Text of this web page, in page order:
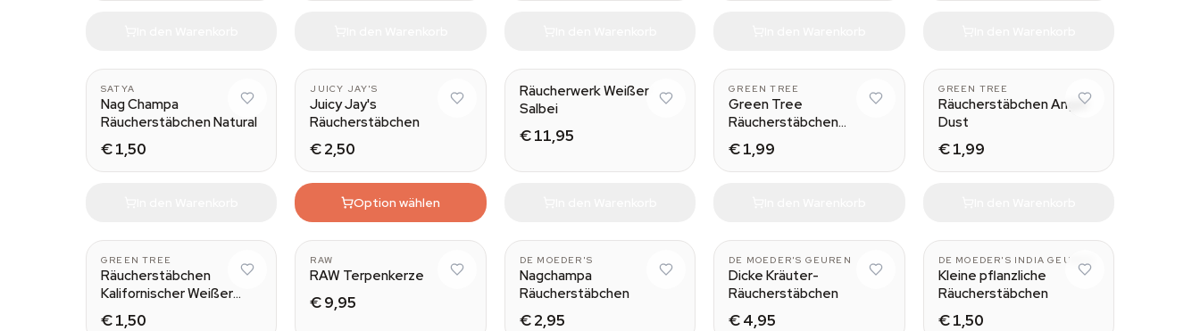
SATYA
Nag Champa
Räucherstäbchen Natural
€ 1,50
JUICY JAY'S
Juicy Jay's
Räucherstäbchen
€ 2,50
Option wählen
Räucherwerk Weißer
Salbei
€ 11,95
GREEN TREE
Green Tree
Räucherstäbchen
Drachenblut
€ 1,99
GREEN TREE
Räucherstäbchen Angel
Dust
€ 1,99
GREEN TREE
Räucherstäbchen
Kalifornischer Weißer
Salbei
€ 1,50
RAW
RAW Terpenkerze
€ 9,95
DE MOEDER'S
Nagchampa
Räucherstäbchen
€ 2,95
DE MOEDER'S GEUREN
Dicke Kräuter-
Räucherstäbchen
€ 4,95
DE MOEDER'S INDIA GEUREN
Kleine pflanzliche
Räucherstäbchen
€ 1,50